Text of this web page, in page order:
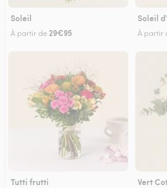
Soleil
À partir de 29€95
Soleil
À partir
Tutti frutti Vert